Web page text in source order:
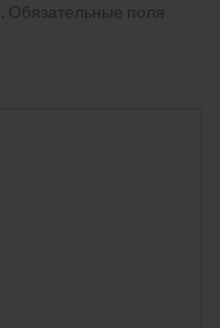
Обязательные поля